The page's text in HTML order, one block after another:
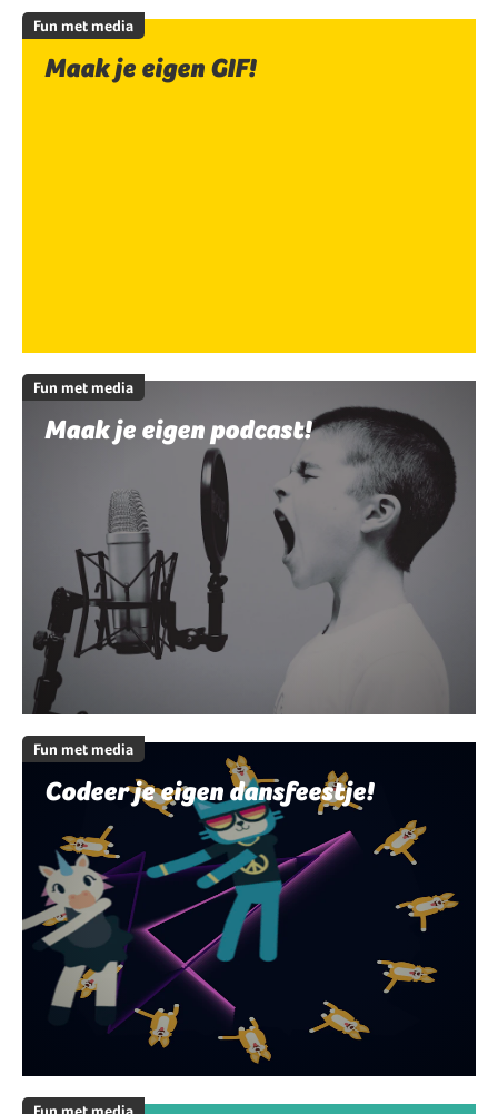
Fun met media
Maak je eigen GIF!
Fun met media
Maak je eigen podcast!
Fun met media
Codeer je eigen dansfeestje!